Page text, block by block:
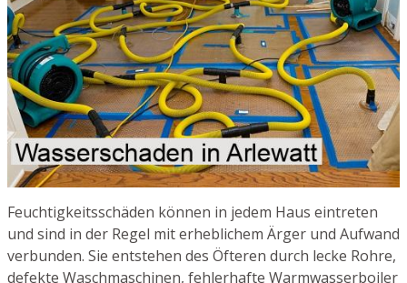
Feuchtigkeitsschäden können in jedem Haus eintreten
und sind in der Regel mit erheblichem Ärger und Aufwand
verbunden. Sie entstehen des Öfteren durch lecke Rohre,
defekte Waschmaschinen, fehlerhafte Warmwasserboiler